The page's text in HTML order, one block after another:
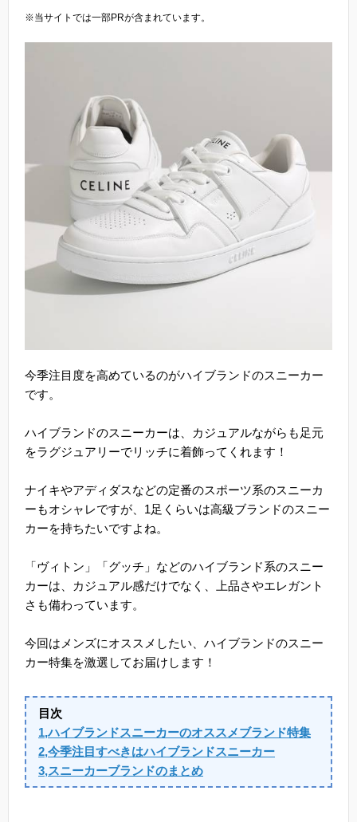
※当サイトでは一部PRが含まれています。
今季注目度を高めているのがハイブランドのスニーカー
です。
ハイブランドのスニーカーは、カジュアルながらも足元
をラグジュアリーでリッチに着飾ってくれます！
ナイキやアディダスなどの定番のスポーツ系のスニーカ
ーもオシャレですが、1足くらいは高級ブランドのスニー
カーを持ちたいですよね。
「ヴィトン」「グッチ」などのハイブランド系のスニー
カーは、カジュアル感だけでなく、上品さやエレガント
さも備わっています。
今回はメンズにオススメしたい、ハイブランドのスニー
カー特集を激選してお届けします！
目次
1,ハイブランドスニーカーのオススメブランド特集
2,今季注目すべきはハイブランドスニーカー
3,スニーカーブランドのまとめ